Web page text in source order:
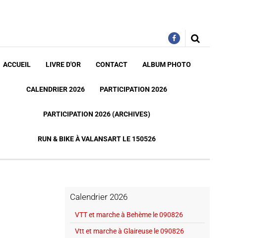
ACCUEIL LIVRE D'OR CONTACT ALBUM PHOTO
CALENDRIER 2026 PARTICIPATION 2026
PARTICIPATION 2026 (ARCHIVES)
RUN & BIKE À VALANSART LE 150526
Calendrier 2026
VTT et marche à Behème le 090826
Vtt et marche à Glaireuse le 090826